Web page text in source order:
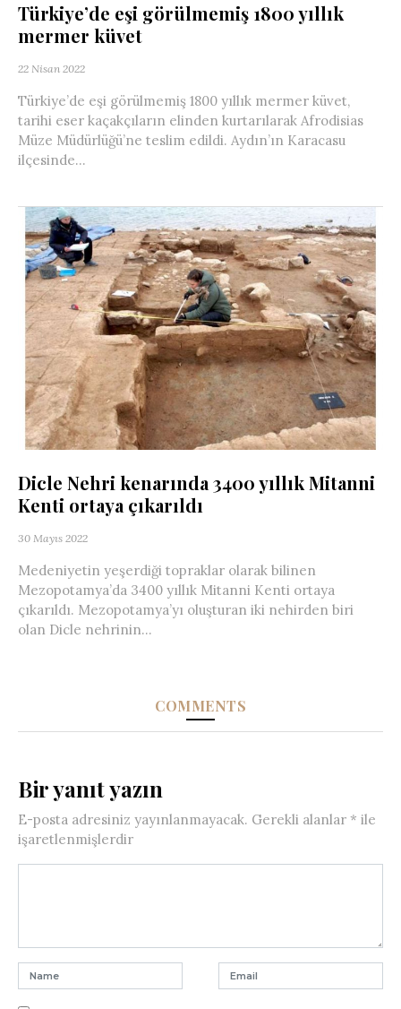
Türkiye’de eşi görülmemiş 1800 yıllık
mermer küvet
22 Nisan 2022
Türkiye’de eşi görülmemiş 1800 yıllık mermer küvet,
tarihi eser kaçakçıların elinden kurtarılarak Afrodisias
Müze Müdürlüğü’ne teslim edildi. Aydın’ın Karacasu
ilçesinde...
Dicle Nehri kenarında 3400 yıllık Mitanni
Kenti ortaya çıkarıldı
30 Mayıs 2022
Medeniyetin yeşerdiği topraklar olarak bilinen
Mezopotamya’da 3400 yıllık Mitanni Kenti ortaya
çıkarıldı. Mezopotamya’yı oluşturan iki nehirden biri
olan Dicle nehrinin...
COMMENTS
Bir yanıt yazın
E-posta adresiniz yayınlanmayacak. Gerekli alanlar * ile
işaretlenmişlerdir